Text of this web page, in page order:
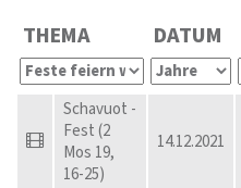
THEMA DATUM
Schavuot -
Fest (2
Mos 19,
16-25)
14.12.2021